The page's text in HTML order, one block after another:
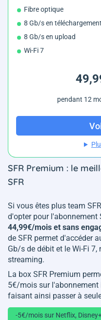
Fibre optique
8 Gb/s en téléchargement
8 Gb/s en upload
Wi-Fi 7
pendant 12
SFR Premium : le
SFR
Si vous êtes plus team
d'opter pour l'abonnement
44,99€/mois et sans
de SFR permet d'accéder
Gb/s de débit et le Wi-Fi
streaming.
La box SFR Premium
5€/mois sur l'abonnement
faisant ainsi passer à
-5€/mois sur Netflix,